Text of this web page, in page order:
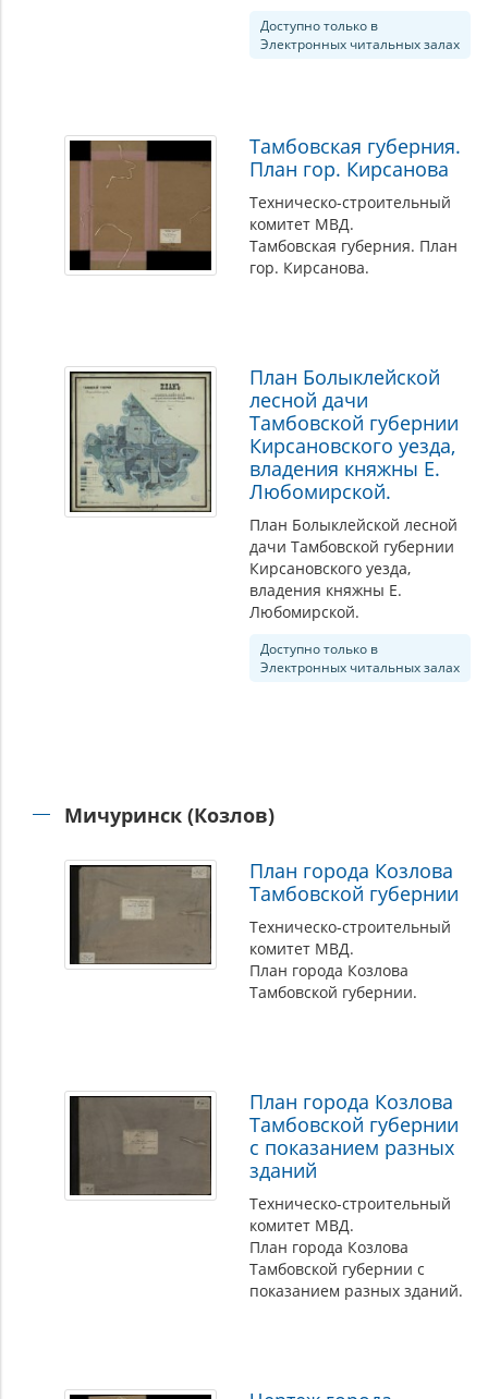
Доступно только в
Электронных читальных залах
Тамбовская губерния.
План гор. Кирсанова
Техническо-строительный
комитет МВД.
Тамбовская губерния. План
гор. Кирсанова.
План Болыклейской
лесной дачи
Тамбовской губернии
Кирсановского уезда,
владения княжны Е.
Любомирской.
План Болыклейской лесной
дачи Тамбовской губернии
Кирсановского уезда,
владения княжны Е.
Любомирской.
Доступно только в
Электронных читальных залах
Мичуринск (Козлов)
План города Козлова
Тамбовской губернии
Техническо-строительный
комитет МВД.
План города Козлова
Тамбовской губернии.
План города Козлова
Тамбовской губернии
с показанием разных
зданий
Техническо-строительный
комитет МВД.
План города Козлова
Тамбовской губернии с
показанием разных зданий.